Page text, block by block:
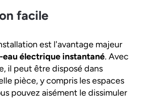
facile
est l'avantage majeur
électrique instantané. Avec
il peut être disposé dans
pièce, y compris les espaces
pouvez aisément le dissimuler